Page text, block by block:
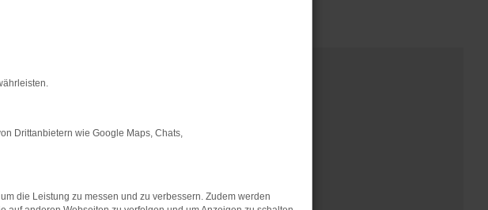
Drittanbietern wie Google Maps, Chats,
die Leistung zu messen und zu verbessern. Zudem werden